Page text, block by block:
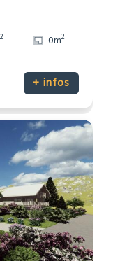
2 0m2
+ infos